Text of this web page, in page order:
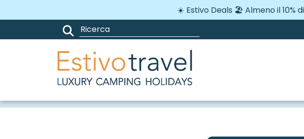
☀️ Estivo Deals 🏖️ Almeno il 10%